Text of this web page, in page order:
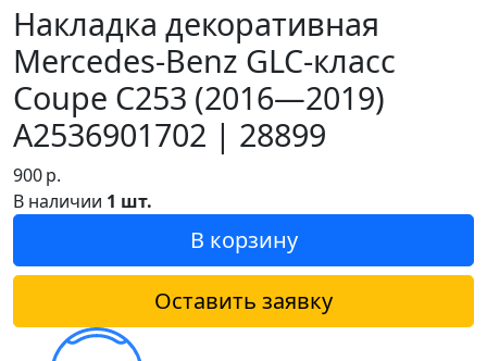
Накладка декоративная
Mercedes-Benz GLC-класс
Coupe C253 (2016—2019)
A2536901702 | 28899
900р.
В наличии 1 шт.
В корзину
Оставить заявку